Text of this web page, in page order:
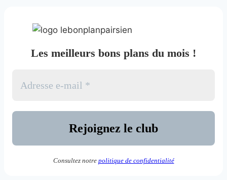
Les meilleurs bons plans du mois !
Consultez notre politique de confidentialité